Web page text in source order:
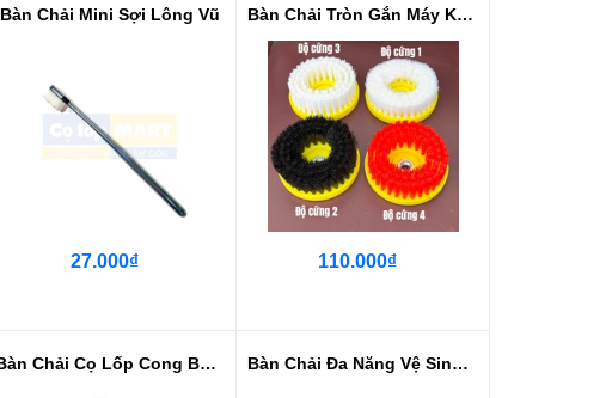
Bàn Chải Mini Sợi Lông Vũ
27.000₫
Bàn Chải Tròn Gắn Máy Khoan - Má...
110.000₫
Bàn Chải Cọ Lốp Cong Bo Theo Vàn... Bàn Chải Đa Năng Vệ Sinh Nội Thấ...